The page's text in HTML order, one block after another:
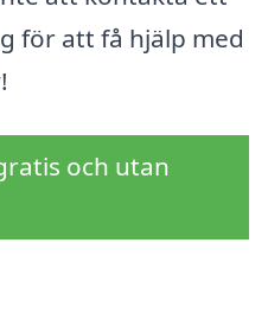
för att få hjälp med
och utan